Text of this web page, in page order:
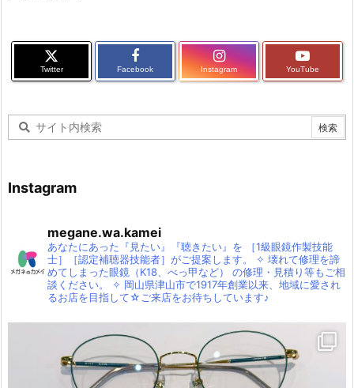
Twitter Facebook Instagram YouTube
Instagram
megane.wa.kamei
あなたにあった『見たい』『聴きたい』を ［1級眼鏡作製技能
士］［認定補聴器技能者］がご提案します。
✧ 壊れて修理を諦
めてしまった眼鏡（K18、べっ甲など）
の修理・見積り等もご相
談ください。
✧ 岡山県津山市で1917年創業以来、地域に愛され
るお店を目指して☆ご来店をお待ちしています♪